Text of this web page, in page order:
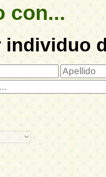
con...
individuo